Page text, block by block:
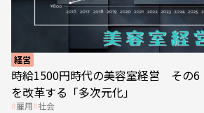
経営
時給1500円時代の美容室経営 その6
を改革する「多次元化」
雇用 社会